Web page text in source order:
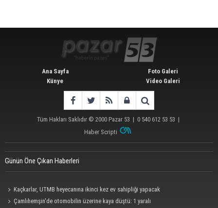
Ana Sayfa
Künye
Foto Galeri
Video Galeri
Tüm Hakları Saklıdır © 2000 Pazar 53 | 0 540 612 53 53 |
Haber Scripti
Günün Öne Çıkan Haberleri
Kaçkarlar, UTMB heyecanına ikinci kez ev sahipliği yapacak
Çamlıhemşin'de otomobilin üzerine kaya düştü: 1 yaralı